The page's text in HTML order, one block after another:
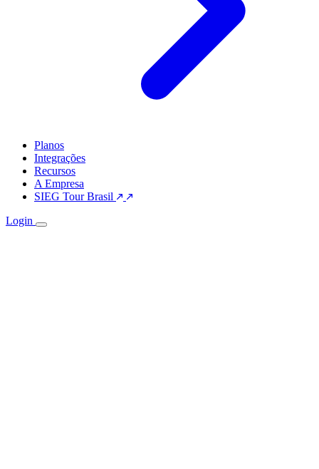
Planos
Integrações
Recursos
A Empresa
SIEG Tour Brasil
Login